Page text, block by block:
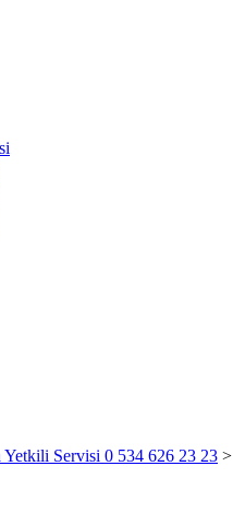
Servisi 0 534 626 23 23 >